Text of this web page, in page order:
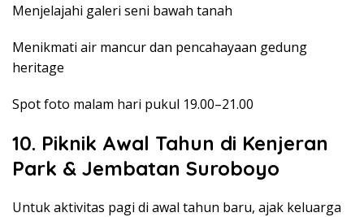
Menjelajahi galeri seni bawah tanah
Menikmati air mancur dan pencahayaan gedung
heritage
Spot foto malam hari pukul 19.00–21.00
10. Piknik Awal Tahun di Kenjeran
Park & Jembatan Suroboyo
Untuk aktivitas pagi di awal tahun baru, ajak keluarga